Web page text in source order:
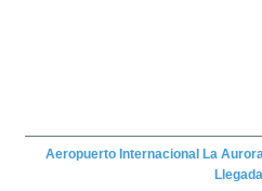
Aeropuerto Internacional La